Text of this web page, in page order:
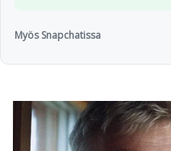
Myös Snapchatissa